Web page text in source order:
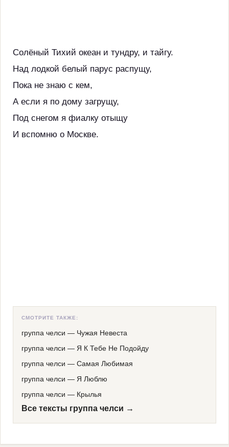
Солёный Тихий океан и тундру, и тайгу.
Над лодкой белый парус распущу,
Пока не знаю с кем,
А если я по дому загрущу,
Под снегом я фиалку отыщу
И вспомню о Москве.
СМОТРИТЕ ТАКЖЕ:
группа челси — Чужая Невеста
группа челси — Я К Тебе Не Подойду
группа челси — Самая Любимая
группа челси — Я Люблю
группа челси — Крылья
Все тексты группа челси →